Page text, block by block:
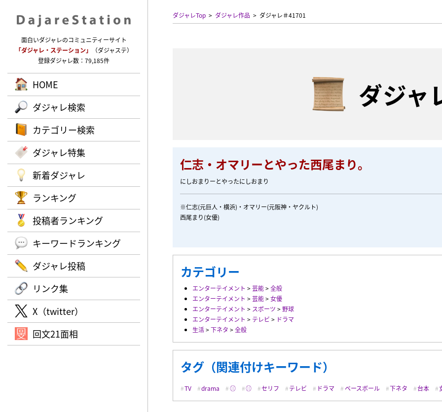
面白いダジャレのコミュニティーサイト
「ダジャレ・ステーション」
（ダジャステ）
登録ダジャレ数：79,185件
HOME
ダジャレ検索
カテゴリー検索
ダジャレ特集
新着ダジャレ
ランキング
投稿者ランキング
キーワードランキング
ダジャレ投稿
リンク集
X（twitter）
回文21面相
ダジャレTop ダジャレ作品 ダジャレ＃41701
ダジャ
仁志・オマリーとやった西尾まり。
にしおまりーとやったにしおまり
※仁志(元巨人・横浜)・オマリー(元阪神・ヤクルト)
西尾まり(女優)
カテゴリー
エンターテイメント >芸能>全般
エンターテイメント >芸能>女優
エンターテイメント > スポーツ >野球
エンターテイメント > テレビ > ドラマ
生活>下ネタ >全般
タグ（関連付けキーワード）
TV drama ⚾︎ ⚾️ セリフ テレビ ドラマ ベースボール 下ネタ 台本